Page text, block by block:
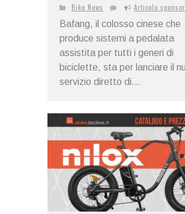
Bike News
Articolo
Bafang, il colosso cinese che
produce sistemi a pedalata
assistita per tutti i generi di
biciclette, sta per lanciare il
servizio diretto di...